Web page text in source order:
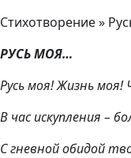
Стихотворение »
РУСЬ МОЯ…
Русь моя! Жизнь
В час искупления –
С гневной обидой